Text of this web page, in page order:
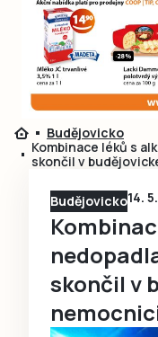
Ještě
Budějovicko
Kombinace léků s
skončil v
Budějovicko14.
skončil v